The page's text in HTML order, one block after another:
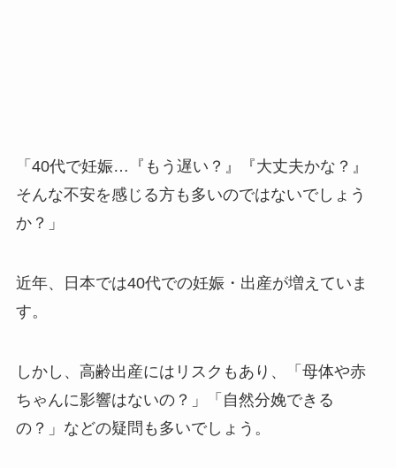
「40代で妊娠…『もう遅い？』『大丈夫かな？』
そんな不安を感じる方も多いのではないでしょう
か？」
近年、日本では40代での妊娠・出産が増えていま
す。
しかし、高齢出産にはリスクもあり、「母体や赤
ちゃんに影響はないの？」「自然分娩できる
の？」などの疑問も多いでしょう。